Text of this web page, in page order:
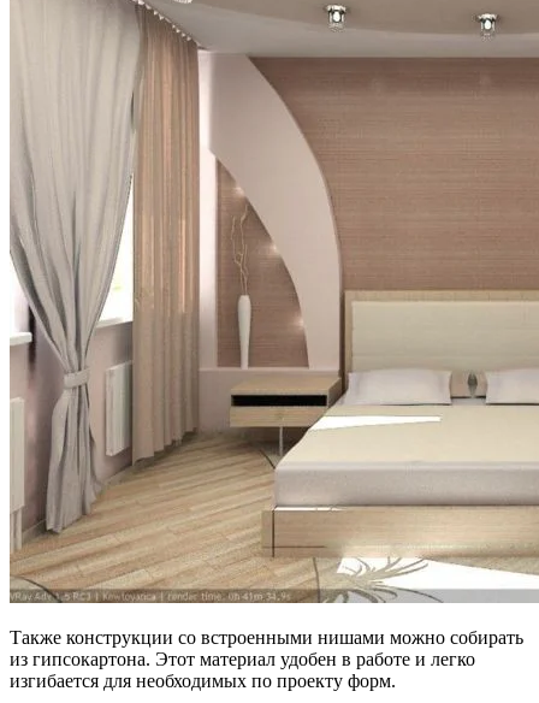
Также конструкции со встроенными нишами можно собирать
из гипсокартона. Этот материал удобен в работе и легко
изгибается для необходимых по проекту форм.